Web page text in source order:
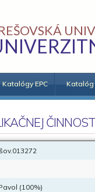
Katalógy EPC Katalóg
(100%)